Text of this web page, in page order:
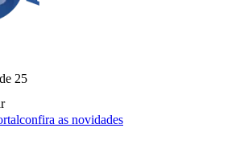
25
confira as novidades